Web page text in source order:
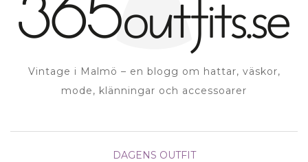
Vintage i Malmö – en blogg om hattar, väskor,
mode, klänningar och accessoarer
DAGENS OUTFIT